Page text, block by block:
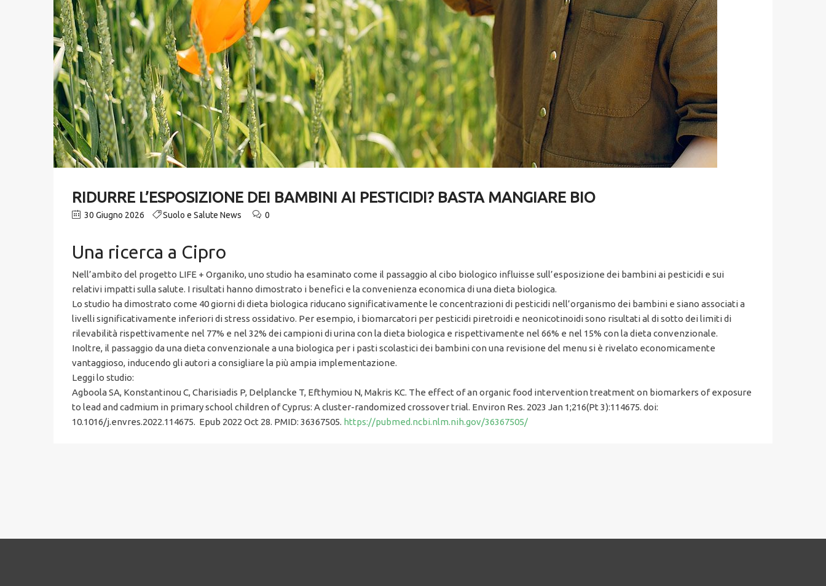
RIDURRE L’ESPOSIZIONE DEI BAMBINI AI PESTICIDI? BASTA MANGIARE BIO
30 Giugno 2026 Suolo e Salute News 0
Una ricerca a Cipro
Nell’ambito del progetto LIFE + Organiko, uno studio ha esaminato come il passaggio al cibo biologico influisse sull’esposizione dei bambini ai pesticidi e sui
relativi impatti sulla salute. I risultati hanno dimostrato i benefici e la convenienza economica di una dieta biologica.
Lo studio ha dimostrato come 40 giorni di dieta biologica riducano significativamente le concentrazioni di pesticidi nell’organismo dei bambini e siano associati a
livelli significativamente inferiori di stress ossidativo. Per esempio, i biomarcatori per pesticidi piretroidi e neonicotinoidi sono risultati al di sotto dei limiti di
rilevabilità rispettivamente nel 77% e nel 32% dei campioni di urina con la dieta biologica e rispettivamente nel 66% e nel 15% con la dieta convenzionale.
Inoltre, il passaggio da una dieta convenzionale a una biologica per i pasti scolastici dei bambini con una revisione del menu si è rivelato economicamente
vantaggioso, inducendo gli autori a consigliare la più ampia implementazione.
Leggi lo studio:
Agboola SA, Konstantinou C, Charisiadis P, Delplancke T, Efthymiou N, Makris KC. The effect of an organic food intervention treatment on biomarkers of exposure
to lead and cadmium in primary school children of Cyprus: A cluster-randomized crossover trial. Environ Res. 2023 Jan 1;216(Pt 3):114675. doi:
10.1016/j.envres.2022.114675. Epub 2022 Oct 28. PMID: 36367505. https://pubmed.ncbi.nlm.nih.gov/36367505/